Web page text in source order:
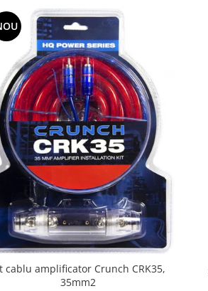
cablu amplificator Crunch CRK35,
35mm2